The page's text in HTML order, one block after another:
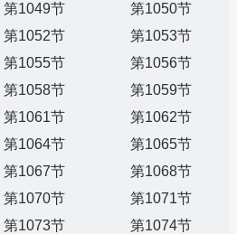
第1049节
第1050节
第1052节
第1053节
第1055节
第1056节
第1058节
第1059节
第1061节
第1062节
第1064节
第1065节
第1067节
第1068节
第1070节
第1071节
第1073节
第1074节